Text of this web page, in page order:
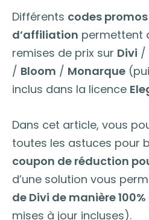
Différents codes promos
d’affiliation permettent
remises de prix sur Divi /
/ Bloom / Monarque
inclus dans la licence
Dans cet article, vous
toutes les astuces pour
coupon de réduction
d’une solution vous
de Divi de manière
mises à jour incluses).